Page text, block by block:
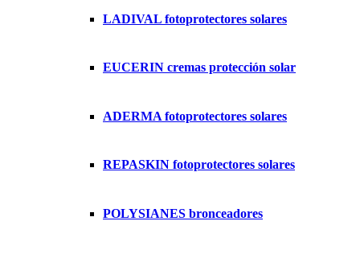
LADIVAL fotoprotectores solares
EUCERIN cremas protección solar
ADERMA fotoprotectores solares
REPASKIN fotoprotectores solares
POLYSIANES bronceadores